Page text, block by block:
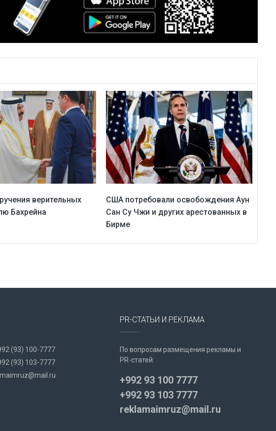
верительных
Бахрейна
США потребовали освобождения Аун
Сан Су Чжи и других арестованных в
Бирме
(93) 100-7777
(93) 103-7777
PR-СТАТЬИ И РЕКЛАМА
По вопросам размещения рекламы и
PR-статей:
+992 93 100 7777
+992 93 103 7777
reklamaimruz@mail.ru